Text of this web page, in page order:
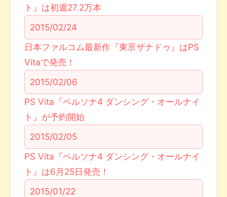
ト』は初週27.2万本
2015/02/24
日本ファルコム最新作『東亰ザナドゥ』はPS
Vitaで発売！
2015/02/06
PS Vita『ペルソナ4 ダンシング・オールナイ
ト』が予約開始
2015/02/05
PS Vita『ペルソナ4 ダンシング・オールナイ
ト』は6月25日発売！
2015/01/22